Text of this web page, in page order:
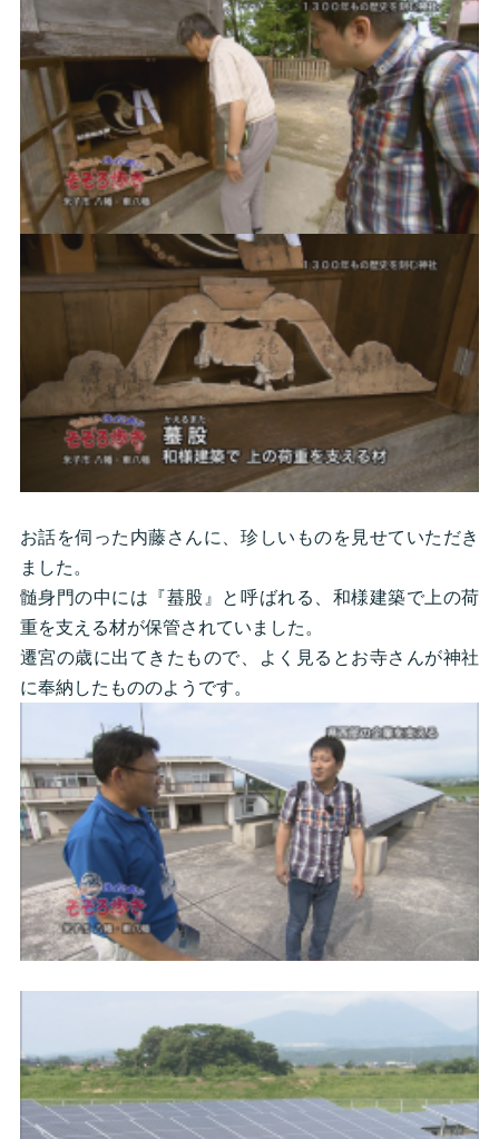
お話を伺った内藤さんに、珍しいものを見せていただき
ました。
髄身門の中には『蟇股』と呼ばれる、和様建築で上の荷
重を支える材が保管されていました。
遷宮の歳に出てきたもので、よく見るとお寺さんが神社
に奉納したもののようです。